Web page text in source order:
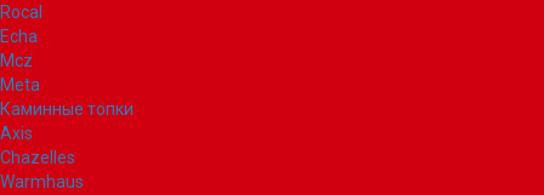
Rocal
Echa
Mcz
Meta
Каминные топки
Axis
Chazelles
Warmhaus